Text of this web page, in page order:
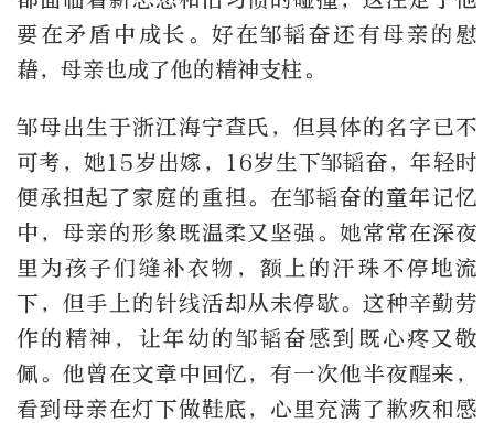
要在矛盾中成长。好在邹韬奋还有母亲的慰
藉，母亲也成了他的精神支柱。
邹母出生于浙江海宁查氏，但具体的名字已不
可考，她15岁出嫁，16岁生下邹韬奋，年轻时
便承担起了家庭的重担。在邹韬奋的童年记忆
中，母亲的形象既温柔又坚强。她常常在深夜
里为孩子们缝补衣物，额上的汗珠不停地流
下，但手上的针线活却从未停歇。这种辛勤劳
作的精神，让年幼的邹韬奋感到既心疼又敬
佩。他曾在文章中回忆，有一次他半夜醒来，
看到母亲在灯下做鞋底，心里充满了歉疚和感